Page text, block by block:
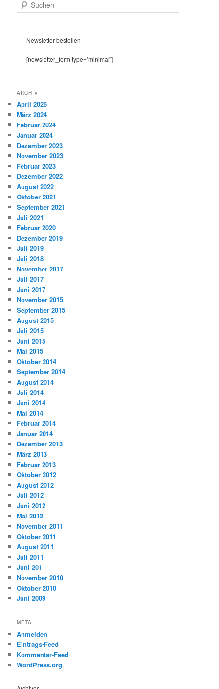
u
Newsletter bestellen
[newsletter_form type="minimal"]
ARCHIV
April 2026
März 2024
Februar 2024
Januar 2024
Dezember 2023
November 2023
Februar 2023
Dezember 2022
August 2022
Oktober 2021
September 2021
Juli 2021
Februar 2020
Dezember 2019
Juli 2019
Juli 2018
November 2017
Juli 2017
Juni 2017
November 2015
September 2015
August 2015
Juli 2015
Juni 2015
Mai 2015
Oktober 2014
September 2014
August 2014
Juli 2014
Juni 2014
Mai 2014
Februar 2014
Januar 2014
Dezember 2013
März 2013
Februar 2013
Oktober 2012
August 2012
Juli 2012
Juni 2012
Mai 2012
November 2011
Oktober 2011
August 2011
Juli 2011
Juni 2011
November 2010
Oktober 2010
Juni 2009
META
Anmelden
Eintrags-Feed
Kommentar-Feed
WordPress.org